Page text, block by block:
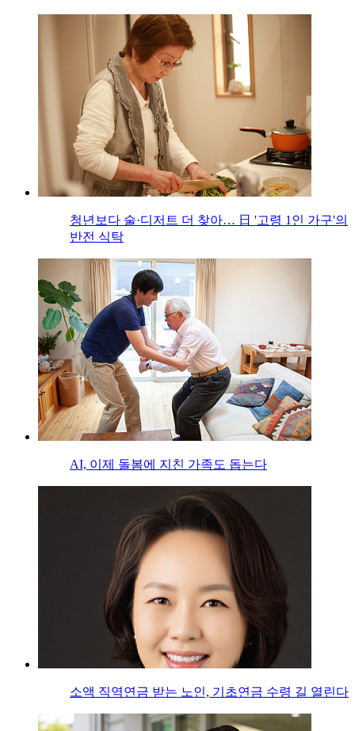
청년보다 술·디저트 더 찾아… 日 '고령 1인 가구'의
반전 식탁
AI, 이제 돌봄에 지친 가족도 돕는다
소액 직역연금 받는 노인, 기초연금 수령 길 열린다